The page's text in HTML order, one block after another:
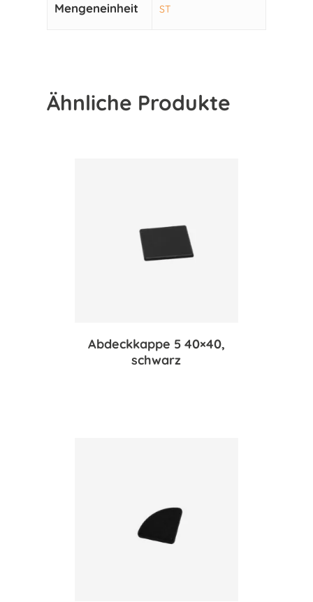
Mengeneinheit ST
Ähnliche Produkte
Abdeckkappe 5 40×40,
schwarz